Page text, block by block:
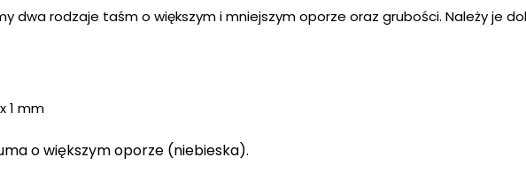
dwa rodzaje taśm o większym i mniejszym oporze oraz grubości. Należy je
1 mm
o większym oporze (niebieska).